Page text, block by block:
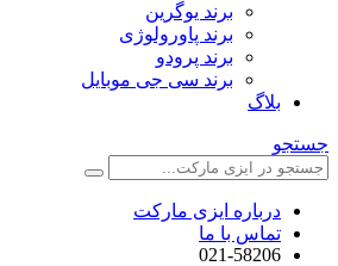
برند یوگرین
برند پاورولوژی
برند پرودو
برند سی جی موبایل
بلاگ
جستجو
درباره ایزی مارکت
تماس با ما
021-58206